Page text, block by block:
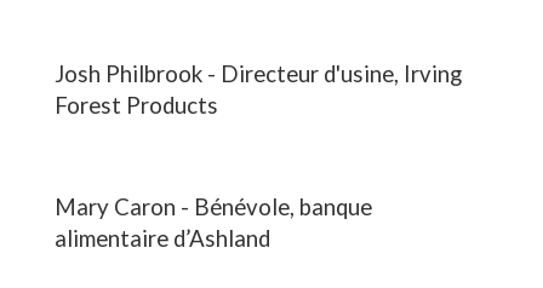
Josh Philbrook - Directeur d'usine, Irving
Forest Products
Mary Caron - Bénévole, banque
alimentaire d’Ashland